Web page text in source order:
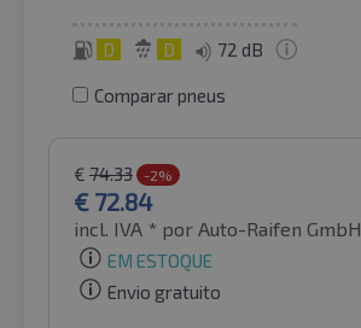
D D 72 dB
Comparar pneus
€ 74.33 -2%
€ 72.84
incl. IVA * por Auto-Raifen GmbH
EM ESTOQUE
Envio gratuito